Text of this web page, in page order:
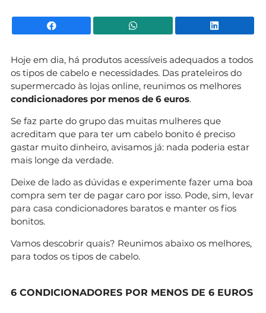
Facebook WhatsApp
Hoje em dia, há produtos acessíveis adequados a todos
os tipos de cabelo e necessidades. Das prateleiros do
supermercado às lojas online, reunimos os melhores
condicionadores por menos de 6 euros.
Se faz parte do grupo das muitas mulheres que
acreditam que para ter um cabelo bonito é preciso
gastar muito dinheiro, avisamos já: nada poderia estar
mais longe da verdade.
Deixe de lado as dúvidas e experimente fazer uma boa
compra sem ter de pagar caro por isso. Pode, sim, levar
para casa condicionadores baratos e manter os fios
bonitos.
Vamos descobrir quais? Reunimos abaixo os melhores,
para todos os tipos de cabelo.
6 CONDICIONADORES POR MENOS DE 6 EUROS